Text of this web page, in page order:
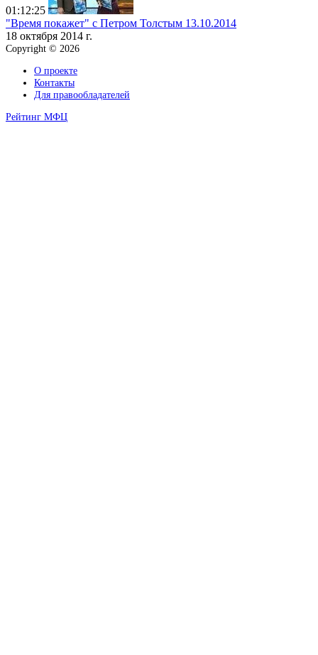
01:12:25
"Время покажет" с Петром Толстым 13.10.2014
18 октября 2014 г.
Copyright © 2026
О проекте
Контакты
Для правообладателей
Рейтинг МФЦ